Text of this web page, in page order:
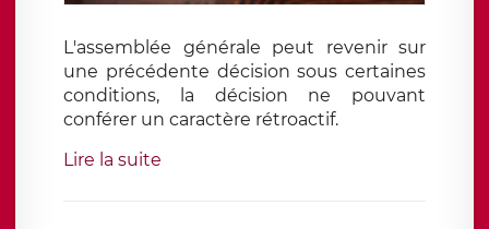
L'assemblée générale peut revenir sur
une précédente décision sous certaines
conditions, la décision ne pouvant
conférer un caractère rétroactif.
Lire la suite